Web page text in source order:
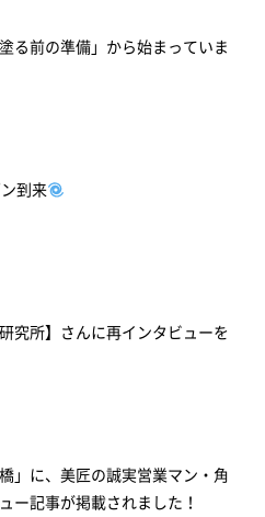
る前の準備」から始まっていま
到来
究所】さんに再インタビューを
橋」に、美匠の誠実営業マン・角
ー記事が掲載されました！